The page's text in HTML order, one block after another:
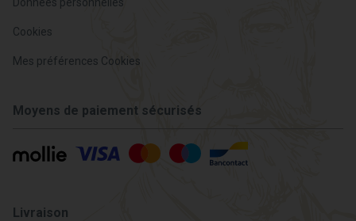
vous offrir les meilleurs produits pour votre santé et votre
bien-être. Parcourez notre sélection d'attelles de doigt en
spécifiques.
Cookies
Mes préférences Cookies
Moyens de paiement sécurisés
Livraison